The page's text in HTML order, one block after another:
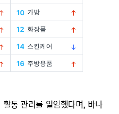
동 관리를 일임했다며, 바나